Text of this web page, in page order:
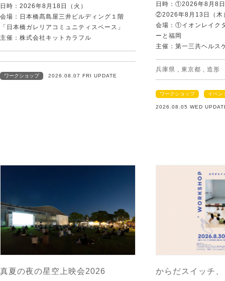
日時：2026年8月18日（火）
会場：日本橋髙島屋三井ビルディング１階
「日本橋ガレリアコミュニティスペース」
主催：株式会社キットカラフル
ワークショップ 2026.08.07 FRI UPDATE
日時：①2026年8月8
②2026年8月13日（木
会場：①イオンレイ
ーと福岡
主催：第一三共ヘルス
兵庫県 , 東京都 , 造形
ワークショップ イベン
2026.08.05 WED
真夏の夜の星空上映会2026 からだスイッチ